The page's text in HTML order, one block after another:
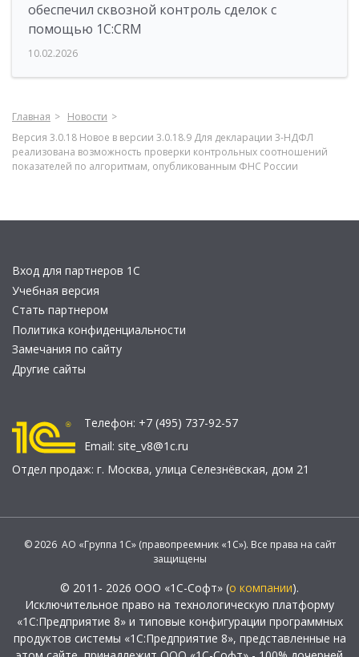
обеспечил сквозной контроль сделок с
помощью 1С:CRM
10.02.2026
Главная
Новости
Версия 3.0.18 Новое в версии 3.0.18.9 Для декларации 3-НДФЛ
реализована возможность проверки контрольных соотношений
показателей по алгоритмам, опубликованным ФНС России
Вход для партнеров 1С
Учебная версия
Стать партнером
Политика конфиденциальности
Замечания по сайту
Другие сайты
Телефон: +7 (495) 737-92-57
Email: site_v8@1c.ru
Отдел продаж: г. Москва, улица Селезнёвская, дом 21
© 2026 АО «Группа 1С» (правопреемник «1С»). Все права на сайт
защищены
© 2011- 2026 ООО «1С-Софт» (о компании).
Исключительное право на технологическую платформу
«1С:Предприятие 8» и типовые конфигурации программных
продуктов системы «1С:Предприятие 8», представленные на